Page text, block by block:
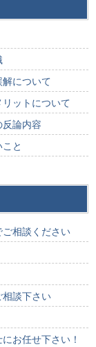
について
ットについて
論内容
と
相談ください
談下さい
お任せ下さい！